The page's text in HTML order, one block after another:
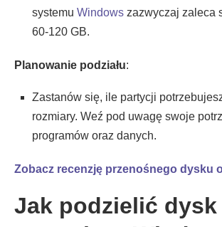
systemu Windows zazwyczaj zaleca
60-120 GB.
Planowanie podziału:
Zastanów się, ile partycji
rozmiary. Weź pod uwagę swoje
programów oraz danych.
Zobacz recenzję przenośnego dysku
Jak podzielić dysk